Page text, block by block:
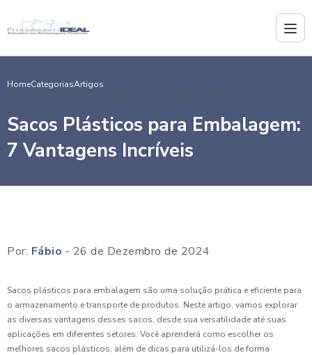
HomeCategoriasArtigos
Sacos Plásticos para Embalagem: 7 Vantagens Incríveis
Sacos Plásticos para Embalagem:
7 Vantagens Incríveis
Por: Fábio - 26 de Dezembro de 2024
Sacos plásticos para embalagem são uma solução prática e eficiente para
o armazenamento e transporte de produtos. Neste artigo, vamos explorar
as diversas vantagens desses sacos, desde sua versatilidade até suas
aplicações em diferentes setores. Você aprenderá como escolher os
melhores sacos plásticos, além de dicas para utilizá-los de forma